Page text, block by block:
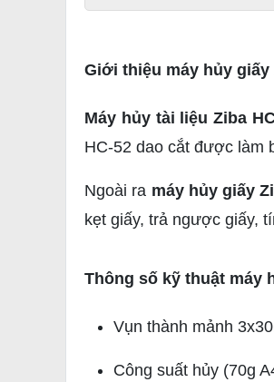
Giới thiệu máy hủy giấy
Máy hủy tài liệu Ziba
HC-52 dao cắt được làm
Ngoài ra máy hủy giấy
kẹt giấy, trả ngược giấy,
Thông số kỹ thuật máy
Vụn thành mảnh
Công suất hủy (70g